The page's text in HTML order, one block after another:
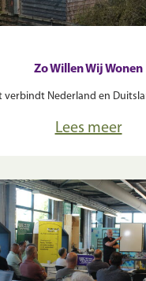
Zo Willen Wij Wonen
verbindt Nederland en
Lees meer